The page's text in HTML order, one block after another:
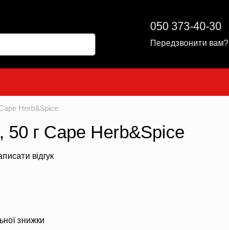
050 373-40-30
Передзвонити вам?
Herb&Spice
50 г Cape Herb&Spice
відгук
знижки